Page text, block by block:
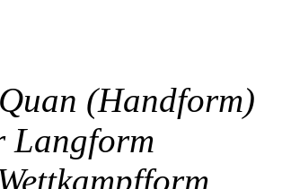
(Handform)
Langform